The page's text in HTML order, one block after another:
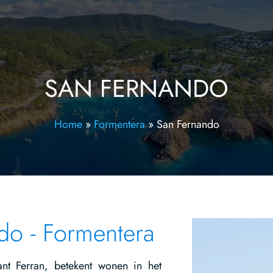
SAN FERNANDO
Home» Formentera» San Fernando
- Formentera
Ferran, betekent wonen in het